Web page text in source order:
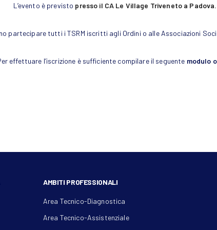
L’evento è previsto presso il CA Le Village Triveneto a Padova.
partecipare tutti i TSRM iscritti agli Ordini o alle Associazioni Soci
effettuare l’iscrizione è sufficiente compilare il seguente modulo
AMBITI PROFESSIONALI
Area Tecnico-Diagnostica
Area Tecnico-Assistenziale